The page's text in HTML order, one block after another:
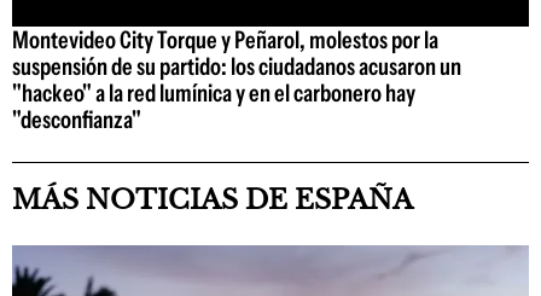
Montevideo City Torque y Peñarol, molestos por la
suspensión de su partido: los ciudadanos acusaron un
"hackeo" a la red lumínica y en el carbonero hay
"desconfianza"
MÁS NOTICIAS DE ESPAÑA